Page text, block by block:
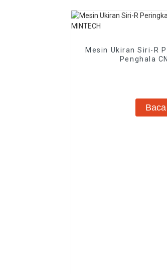
Mesin Ukiran Siri-R
Penghala